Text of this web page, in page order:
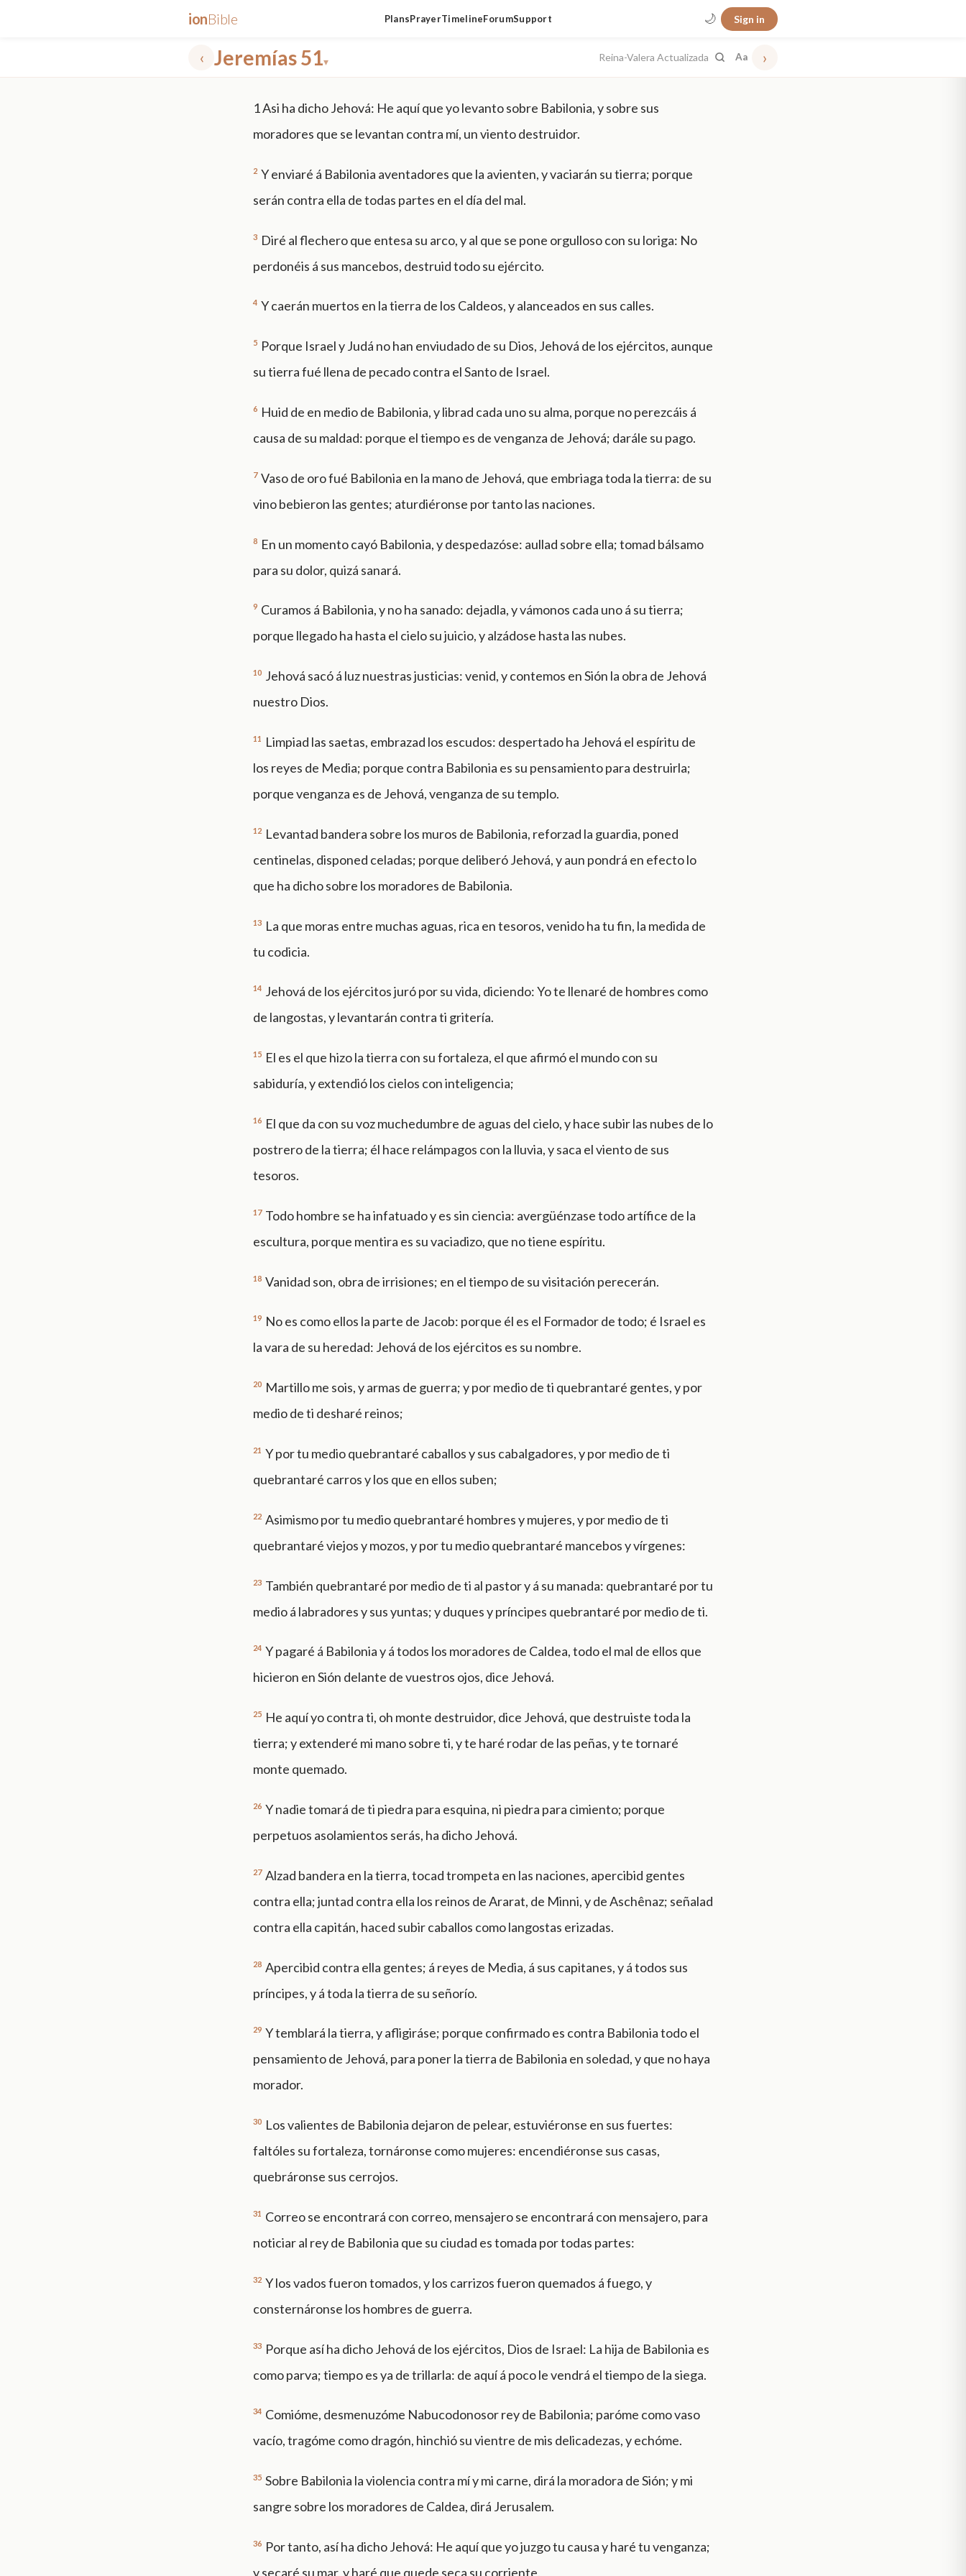
ionBible PlansPrayerTimelineForumSupport 🌙 Sign in
‹ Jeremías 51▾ Reina-Valera Actualizada Aa ›
1Asi ha dicho Jehová: He aquí que yo levanto sobre Babilonia, y sobre sus
moradores que se levantan contra mí, un viento destruidor.
2 Y enviaré á Babilonia aventadores que la avienten, y vaciarán su tierra; porque
serán contra ella de todas partes en el día del mal.
3 Diré al flechero que entesa su arco, y al que se pone orgulloso con su loriga: No
perdonéis á sus mancebos, destruid todo su ejército.
4 Y caerán muertos en la tierra de los Caldeos, y alanceados en sus calles.
5 Porque Israel y Judá no han enviudado de su Dios, Jehová de los ejércitos, aunque
su tierra fué llena de pecado contra el Santo de Israel.
6 Huid de en medio de Babilonia, y librad cada uno su alma, porque no perezcáis á
causa de su maldad: porque el tiempo es de venganza de Jehová; darále su pago.
7 Vaso de oro fué Babilonia en la mano de Jehová, que embriaga toda la tierra: de su
vino bebieron las gentes; aturdiéronse por tanto las naciones.
8 En un momento cayó Babilonia, y despedazóse: aullad sobre ella; tomad bálsamo
para su dolor, quizá sanará.
9 Curamos á Babilonia, y no ha sanado: dejadla, y vámonos cada uno á su tierra;
porque llegado ha hasta el cielo su juicio, y alzádose hasta las nubes.
10 Jehová sacó á luz nuestras justicias: venid, y contemos en Sión la obra de Jehová
nuestro Dios.
11
Limpiad las saetas, embrazad los escudos: despertado ha Jehová el espíritu de
los reyes de Media; porque contra Babilonia es su pensamiento para destruirla;
porque venganza es de Jehová, venganza de su templo.
12 Levantad bandera sobre los muros de Babilonia, reforzad la guardia, poned
centinelas, disponed celadas; porque deliberó Jehová, y aun pondrá en efecto lo
que ha dicho sobre los moradores de Babilonia.
13 La que moras entre muchas aguas, rica en tesoros, venido ha tu fin, la medida de
tu codicia.
14 Jehová de los ejércitos juró por su vida, diciendo: Yo te llenaré de hombres como
de langostas, y levantarán contra ti gritería.
15 El es el que hizo la tierra con su fortaleza, el que afirmó el mundo con su
sabiduría, y extendió los cielos con inteligencia;
16 El que da con su voz muchedumbre de aguas del cielo, y hace subir las nubes de lo
postrero de la tierra; él hace relámpagos con la lluvia, y saca el viento de sus
tesoros.
17 Todo hombre se ha infatuado y es sin ciencia: avergüénzase todo artífice de la
escultura, porque mentira es su vaciadizo, que no tiene espíritu.
18 Vanidad son, obra de irrisiones; en el tiempo de su visitación perecerán.
19 No es como ellos la parte de Jacob: porque él es el Formador de todo; é Israel es
la vara de su heredad: Jehová de los ejércitos es su nombre.
20 Martillo me sois, y armas de guerra; y por medio de ti quebrantaré gentes, y por
medio de ti desharé reinos;
21 Y por tu medio quebrantaré caballos y sus cabalgadores, y por medio de ti
quebrantaré carros y los que en ellos suben;
22 Asimismo por tu medio quebrantaré hombres y mujeres, y por medio de ti
quebrantaré viejos y mozos, y por tu medio quebrantaré mancebos y vírgenes:
23 También quebrantaré por medio de ti al pastor y á su manada: quebrantaré por tu
medio á labradores y sus yuntas; y duques y príncipes quebrantaré por medio de ti.
24 Y pagaré á Babilonia y á todos los moradores de Caldea, todo el mal de ellos que
hicieron en Sión delante de vuestros ojos, dice Jehová.
25 He aquí yo contra ti, oh monte destruidor, dice Jehová, que destruiste toda la
tierra; y extenderé mi mano sobre ti, y te haré rodar de las peñas, y te tornaré
monte quemado.
26 Y nadie tomará de ti piedra para esquina, ni piedra para cimiento; porque
perpetuos asolamientos serás, ha dicho Jehová.
27 Alzad bandera en la tierra, tocad trompeta en las naciones, apercibid gentes
contra ella; juntad contra ella los reinos de Ararat, de Minni, y de Aschênaz; señalad
contra ella capitán, haced subir caballos como langostas erizadas.
28 Apercibid contra ella gentes; á reyes de Media, á sus capitanes, y á todos sus
príncipes, y á toda la tierra de su señorío.
29 Y temblará la tierra, y afligiráse; porque confirmado es contra Babilonia todo el
pensamiento de Jehová, para poner la tierra de Babilonia en soledad, y que no haya
morador.
30 Los valientes de Babilonia dejaron de pelear, estuviéronse en sus fuertes:
faltóles su fortaleza, tornáronse como mujeres: encendiéronse sus casas,
quebráronse sus cerrojos.
31 Correo se encontrará con correo, mensajero se encontrará con mensajero, para
noticiar al rey de Babilonia que su ciudad es tomada por todas partes:
32 Y los vados fueron tomados, y los carrizos fueron quemados á fuego, y
consternáronse los hombres de guerra.
33 Porque así ha dicho Jehová de los ejércitos, Dios de Israel: La hija de Babilonia es
como parva; tiempo es ya de trillarla: de aquí á poco le vendrá el tiempo de la siega.
34 Comióme, desmenuzóme Nabucodonosor rey de Babilonia; paróme como vaso
vacío, tragóme como dragón, hinchió su vientre de mis delicadezas, y echóme.
35 Sobre Babilonia la violencia contra mí y mi carne, dirá la moradora de Sión; y mi
sangre sobre los moradores de Caldea, dirá Jerusalem.
36 Por tanto, así ha dicho Jehová: He aquí que yo juzgo tu causa y haré tu venganza;
y secaré su mar, y haré que quede seca su corriente.